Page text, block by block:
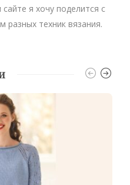
я хочу поделится с
техник вязания.